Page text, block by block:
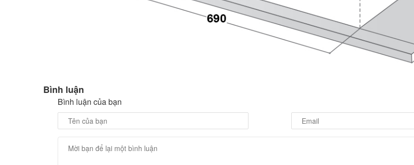
Bình luận
Bình luận của bạn